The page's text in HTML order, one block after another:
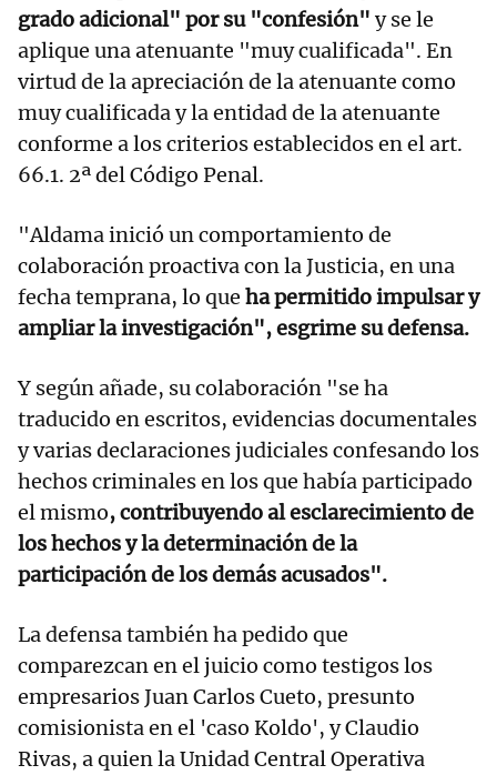
grado adicional" por su "confesión" y se le
aplique una atenuante "muy cualificada". En
virtud de la apreciación de la atenuante como
muy cualificada y la entidad de la atenuante
conforme a los criterios establecidos en el art.
66.1. 2ª del Código Penal.
"Aldama inició un comportamiento de
colaboración proactiva con la Justicia, en una
fecha temprana, lo que ha permitido impulsar y
ampliar la investigación", esgrime su defensa.
Y según añade, su colaboración "se ha
traducido en escritos, evidencias documentales
y varias declaraciones judiciales confesando los
hechos criminales en los que había participado
el mismo, contribuyendo al esclarecimiento de
los hechos y la determinación de la
participación de los demás acusados".
La defensa también ha pedido que
comparezcan en el juicio como testigos los
empresarios Juan Carlos Cueto, presunto
comisionista en el 'caso Koldo', y Claudio
Rivas, a quien la Unidad Central Operativa